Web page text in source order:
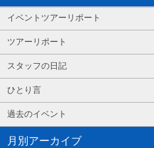
イベントツアーリポート
ツアーリポート
スタッフの日記
ひとり言
過去のイベント
月別アーカイブ